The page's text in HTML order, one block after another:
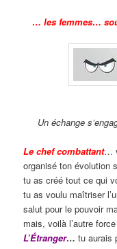
… les femmes…
Un échange
Le chef combattant…
organisé ton évolution
tu as créé tout ce qui
tu as voulu maîtriser
salut pour le pouvoir
mais, voilà l’autre
L’Étranger…tu aurais